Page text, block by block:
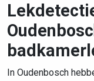
In Oudenbosch